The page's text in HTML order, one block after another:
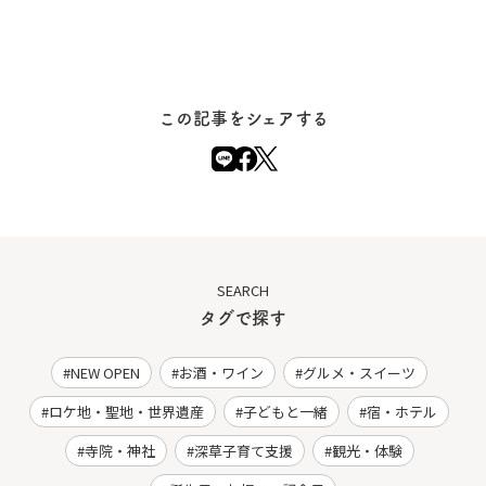
この記事をシェアする
SEARCH
タグで探す
NEW OPEN お酒・ワイン
グルメ・スイーツ
ロケ地・聖地・世界遺産
子どもと一緒
宿・ホテル
寺院・神社
深草子育て支援
観光・体験